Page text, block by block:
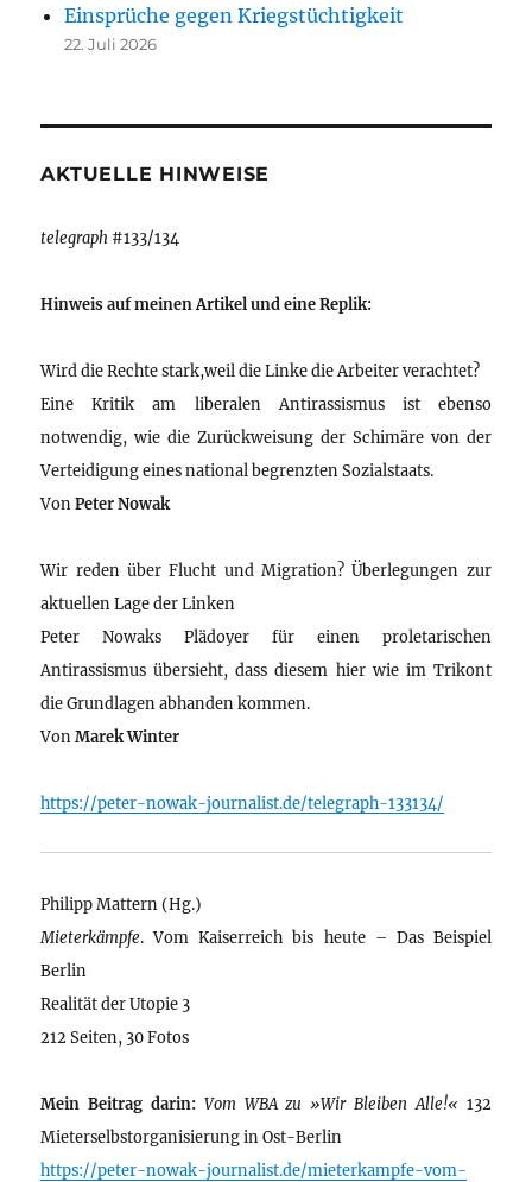
Einsprüche gegen Kriegstüchtigkeit
22. Juli 2026
AKTUELLE HINWEISE
telegraph #133/134
Hinweis auf meinen Artikel und eine Replik:
Wird die Rechte stark,weil die Linke die Arbeiter verachtet?
Eine Kritik am liberalen Antirassismus ist ebenso
notwendig, wie die Zurückweisung der Schimäre von der
Verteidigung eines national begrenzten Sozialstaats.
VonPeter Nowak
Wir reden über Flucht und Migration? Überlegungen zur
aktuellen Lage der Linken
Peter Nowaks Plädoyer für einen proletarischen
Antirassismus übersieht, dass diesem hier wie im Trikont
die Grundlagen abhanden kommen.
VonMarek Winter
https://peter-nowak-journalist.de/telegraph-133134/
Philipp Mattern (Hg.)
Mieterkämpfe. Vom Kaiserreich bis heute – Das Beispiel
Berlin
Realität der Utopie 3
212 Seiten, 30 Fotos
Mein Beitrag darin: Vom WBA zu »Wir Bleiben Alle!« 132
Mieterselbstorganisierung in Ost-Berlin
https://peter-nowak-journalist.de/mieterkampfe-vom-